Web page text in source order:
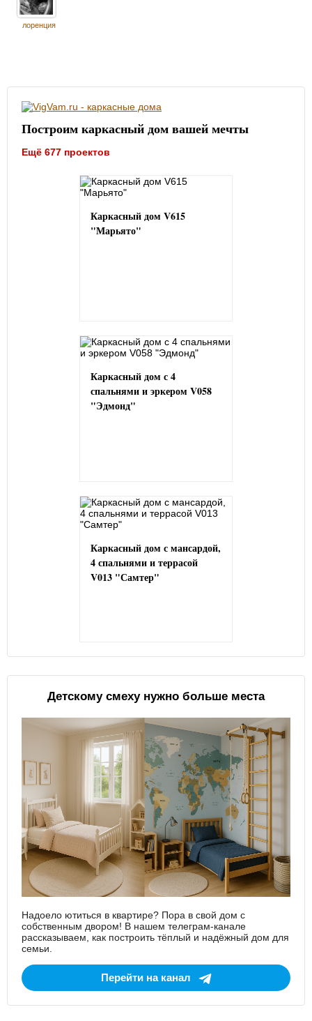
лоренция
Построим каркасный дом вашей мечты
Ещё 677 проектов
Каркасный дом V615
"Марьято"
Каркасный дом с 4
спальнями и эркером V058
"Эдмонд"
Каркасный дом с мансардой,
4 спальнями и террасой
V013 "Самтер"
Детскому смеху нужно больше места
Надоело ютиться в квартире? Пора в свой дом с
собственным двором! В нашем телеграм-канале
рассказываем, как построить тёплый и надёжный дом для
семьи.
Перейти на канал